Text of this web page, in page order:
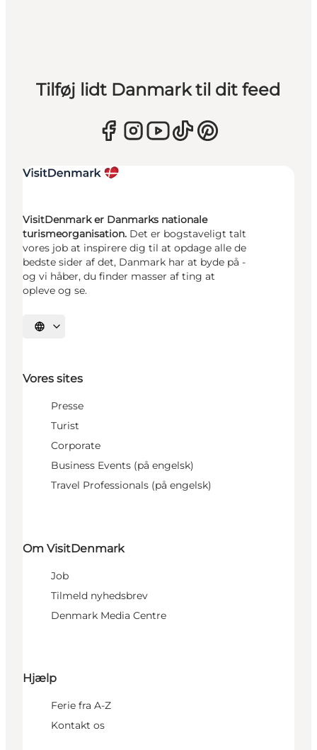
Tilføj lidt Danmark til dit feed
VisitDenmark er Danmarks nationale
turismeorganisation. Det er bogstaveligt talt
vores job at inspirere dig til at opdage alle de
bedste sider af det, Danmark har at byde på -
og vi håber, du finder masser af ting at
opleve og se.
Vælg sprog
Vores sites
Presse
Turist
Corporate
Business Events (på engelsk)
Travel Professionals (på engelsk)
Om VisitDenmark
Job
Tilmeld nyhedsbrev
Denmark Media Centre
Hjælp
Ferie fra A-Z
Kontakt os